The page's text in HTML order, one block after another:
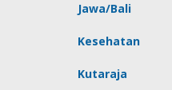
Jawa/Bali
Kesehatan
Kutaraja